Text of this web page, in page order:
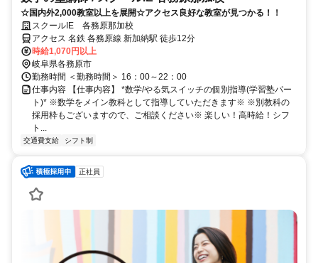
☆国内外2,000教室以上を展開☆アクセス良好な教室が見つかる！！
スクールIE 各務原那加校
アクセス 名鉄 各務原線 新加納駅 徒歩12分
時給1,070円以上
岐阜県各務原市
勤務時間 ＜勤務時間＞ 16：00～22：00
仕事内容 【仕事内容】 *数学/やる気スイッチの個別指導(学習塾パー
ト)* ※数学をメイン教科として指導していただきます※ ※別教科の
採用枠もございますので、ご相談ください※ 楽しい！高時給！シフ
ト...
交通費支給 シフト制
正社員